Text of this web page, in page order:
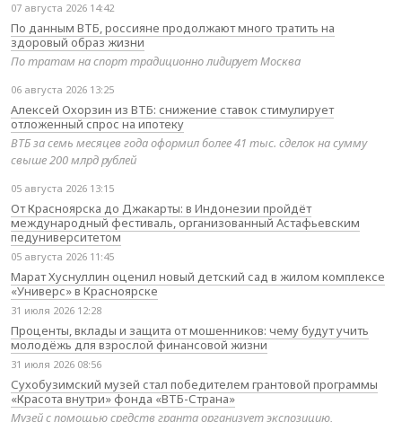
07 августа 2026 14:42
По данным ВТБ, россияне продолжают много тратить на
здоровый образ жизни
По тратам на спорт традиционно лидирует Москва
06 августа 2026 13:25
Алексей Охорзин из ВТБ: снижение ставок стимулирует
отложенный спрос на ипотеку
ВТБ за семь месяцев года оформил более 41 тыс. сделок на сумму
свыше 200 млрд рублей
05 августа 2026 13:15
От Красноярска до Джакарты: в Индонезии пройдёт
международный фестиваль, организованный Астафьевским
педуниверситетом
05 августа 2026 11:45
Марат Хуснуллин оценил новый детский сад в жилом комплексе
«Универс» в Красноярске
31 июля 2026 12:28
Проценты, вклады и защита от мошенников: чему будут учить
молодёжь для взрослой финансовой жизни
31 июля 2026 08:56
Сухобузимский музей стал победителем грантовой программы
«Красота внутри» фонда «ВТБ-Страна»
Музей с помощью средств гранта организует экспозицию,